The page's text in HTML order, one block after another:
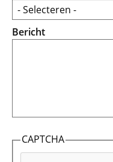
Bericht
CAPTCHA